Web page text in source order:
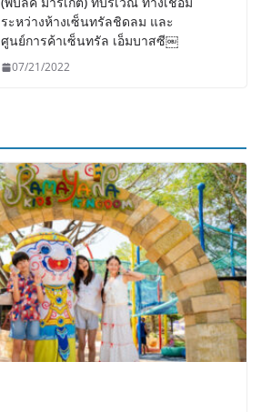
ระหว่างห้างเซ็นทรัลชิดลม และ
ศูนย์การค้าเซ็นทรัล เอ็มบาสซี￼
07/21/2022